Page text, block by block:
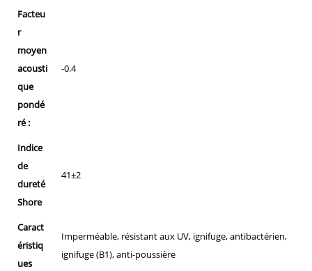
Facteu
r
moyen
acousti
que
pondé
ré :
-0.4
Indice
de
dureté
Shore
41±2
Caract
éristiq
ues
Imperméable, résistant aux UV, ignifuge, antibactérien,
ignifuge (B1), anti-poussière